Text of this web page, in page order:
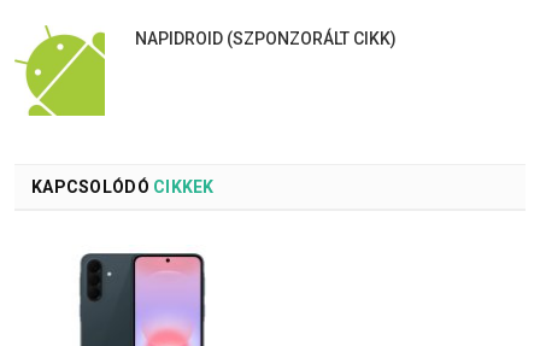
NAPIDROID (SZPONZORÁLT CIKK)
KAPCSOLÓDÓ CIKKEK